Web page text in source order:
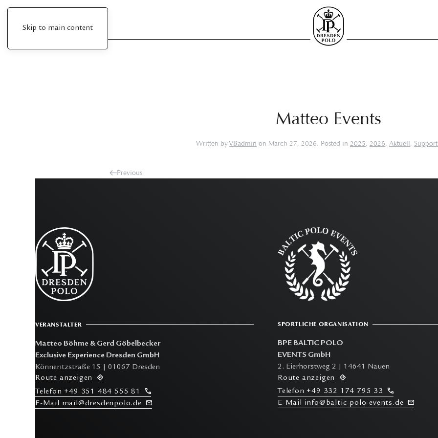
Skip to main content
Matteo Events
Written byVBadmin on March 27, 2026. Posted in 2025, 2026, Aktuell,
Previous
VERANSTALTER
Matteo Böhme & Gerd Göbelbecker
Exclusive Experience Dresden GmbH
Könneritzstraße 15 | 01067 Dresden
Route anzeigen
T elefon +49 351 484 555 81
E-Mail mail@dresdenpolo.de
SPORTLICHE ORGANISATION
BPE BALTIC POLO
EVENTS GmbH
2. Eierhorstweg 2 | 14641 Nauen
Route anzeigen
T elefon +49 332 174 795 33
E-Mail info@baltic-polo-events.de